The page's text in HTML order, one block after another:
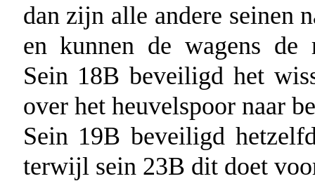
dan zijn alle andere seinen
en kunnen de wagens de
Sein 18B beveiligd het
over het heuvelspoor naar
Sein 19B beveiligd
terwijl sein 23B dit doet